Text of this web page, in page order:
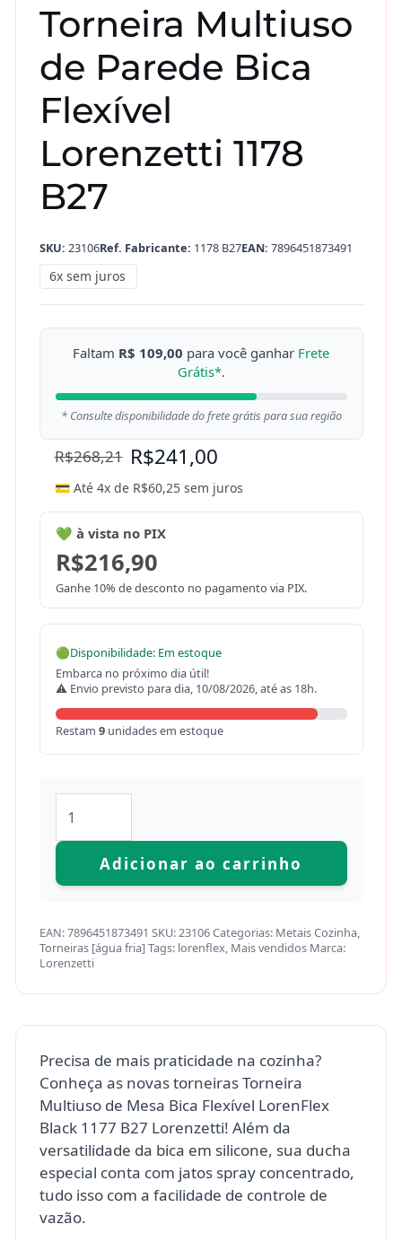
Torneira Multiuso
de Parede Bica
Flexível
Lorenzetti 1178
B27
SKU: 23106Ref. Fabricante: 1178 B27EAN: 7896451873491
6x sem juros
Faltam R$ 109,00 para você ganhar Frete
Grátis*.
* Consulte disponibilidade do frete grátis para sua região
R$268,21 R$241,00
💳 Até 4x de R$60,25sem juros
💚 à vista no PIX
R$216,90
Ganhe 10% de desconto no pagamento via PIX.
🟢Disponibilidade: Em estoque
Embarca no próximo dia útil!
⚠ Envio previsto para dia, 10/08/2026, até as 18h.
Restam 9unidades em estoque
Adicionar ao carrinho
EAN:7896451873491 SKU:23106Categorias: Metais Cozinha,
Torneiras [água fria]Tags: lorenflex, Mais vendidos Marca:
Lorenzetti
Precisa de mais praticidade na cozinha?
Conheça as novas torneiras Torneira
Multiuso de Mesa Bica Flexível LorenFlex
Black 1177 B27 Lorenzetti! Além da
versatilidade da bica em silicone, sua ducha
especial conta com jatos spray concentrado,
tudo isso com a facilidade de controle de
vazão.